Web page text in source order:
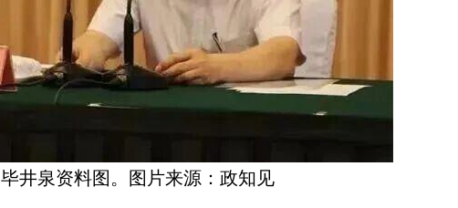
毕井泉资料图。图片来源：政知见